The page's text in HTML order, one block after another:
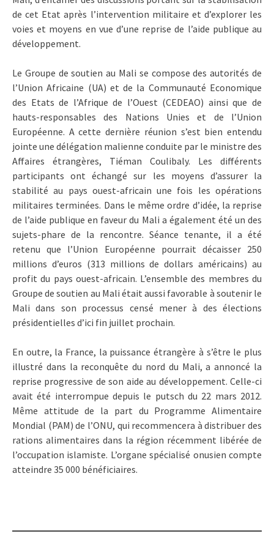
de cet Etat après l’intervention militaire et d’explorer les
voies et moyens en vue d’une reprise de l’aide publique au
développement.
Le Groupe de soutien au Mali se compose des autorités de
l’Union Africaine (UA) et de la Communauté Economique
des Etats de l’Afrique de l’Ouest (CEDEAO) ainsi que de
hauts-responsables des Nations Unies et de l’Union
Européenne. A cette dernière réunion s’est bien entendu
jointe une délégation malienne conduite par le ministre des
Affaires étrangères, Tiéman Coulibaly. Les différents
participants ont échangé sur les moyens d’assurer la
stabilité au pays ouest-africain une fois les opérations
militaires terminées. Dans le même ordre d’idée, la reprise
de l’aide publique en faveur du Mali a également été un des
sujets-phare de la rencontre. Séance tenante, il a été
retenu que l’Union Européenne pourrait décaisser 250
millions d’euros (313 millions de dollars américains) au
profit du pays ouest-africain. L’ensemble des membres du
Groupe de soutien au Mali était aussi favorable à soutenir le
Mali dans son processus censé mener à des élections
présidentielles d’ici fin juillet prochain.
En outre, la France, la puissance étrangère à s’être le plus
illustré dans la reconquête du nord du Mali, a annoncé la
reprise progressive de son aide au développement. Celle-ci
avait été interrompue depuis le putsch du 22 mars 2012.
Même attitude de la part du Programme Alimentaire
Mondial (PAM) de l’ONU, qui recommencera à distribuer des
rations alimentaires dans la région récemment libérée de
l’occupation islamiste. L’organe spécialisé onusien compte
atteindre 35 000 bénéficiaires.